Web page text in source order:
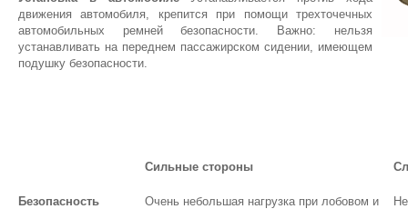
движения автомобиля, крепится при помощи трехточечных
автомобильных ремней безопасности. Важно: нельзя
устанавливать на переднем пассажирском сидении, имеющем
подушку безопасности.
Сильные стороны
Безопасность
Очень небольшая нагрузка при лобовом и